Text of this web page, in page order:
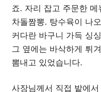
죠. 자리 잡고 주문한
차돌짬뽕. 탕수육이 나
커다란 바구니 가득 싱
그 옆에는 바삭하게 튀
뽐내고 있었습니다.
사장님께서 직접 밭에